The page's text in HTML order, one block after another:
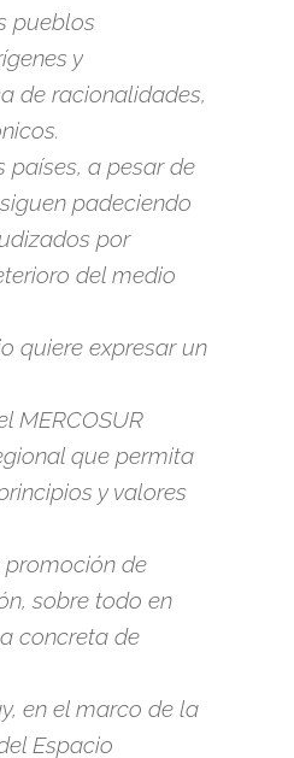
pueblos
y
de racionalidades,
países, a pesar de
padeciendo
por
del medio
quiere expresar un
MERCOSUR
que permita
y valores
promoción de
sobre todo en
concreta de
en el marco de la
Espacio